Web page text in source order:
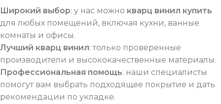
Широкий выбор: у нас можно кварц винил купить
для любых помещений, включая кухни, ванные
комнаты и офисы.
Лучший кварц винил: только проверенные
производители и высококачественные материалы.
Профессиональная помощь: наши специалисты
помогут вам выбрать подходящее покрытие и дать
рекомендации по укладке.